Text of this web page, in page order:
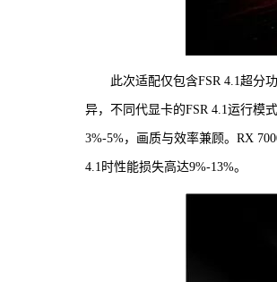
此次适配仅包含FSR 4.1超分
异，不同代显卡的FSR 4.1运行模
3%-5%，画质与效率兼顾。RX
4.1时性能损失高达9%-13%。